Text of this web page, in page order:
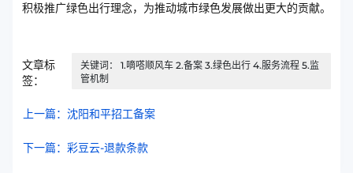
积极推广绿色出行理念，为推动城市绿色发展做出更大的贡献。
文章标
签：
关键词： 1.嘀嗒顺风车 2.备案 3.绿色出行 4.服务流程 5.监
管机制
上一篇：沈阳和平招工备案
下一篇：彩豆云-退款条款